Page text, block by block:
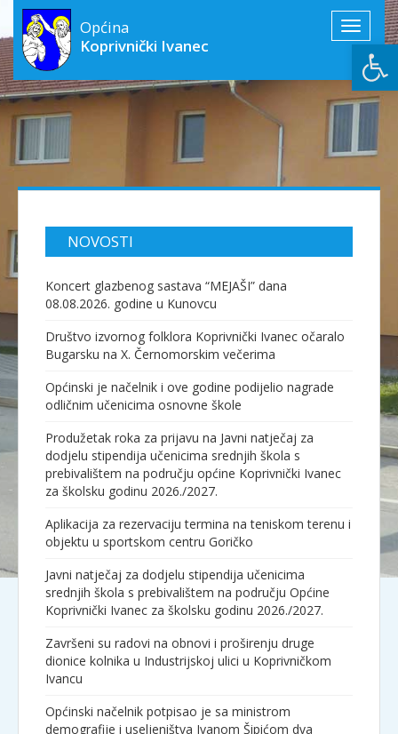
Toggle
Općina
Koprivnički Ivanec
NOVOSTI
Koncert glazbenog sastava “MEJAŠI” dana
08.08.2026. godine u Kunovcu
Društvo izvornog folklora Koprivnički Ivanec očaralo
Bugarsku na X. Černomorskim večerima
Općinski je načelnik i ove godine podijelio nagrade
odličnim učenicima osnovne škole
Produžetak roka za prijavu na Javni natječaj za
dodjelu stipendija učenicima srednjih škola s
prebivalištem na području općine Koprivnički Ivanec
za školsku godinu 2026./2027.
Aplikacija za rezervaciju termina na teniskom terenu i
objektu u sportskom centru Goričko
Javni natječaj za dodjelu stipendija učenicima
srednjih škola s prebivalištem na području Općine
Koprivnički Ivanec za školsku godinu 2026./2027.
Završeni su radovi na obnovi i proširenju druge
dionice kolnika u Industrijskoj ulici u Koprivničkom
Ivancu
Općinski načelnik potpisao je sa ministrom
demografije i useljeništva Ivanom Šipićom dva